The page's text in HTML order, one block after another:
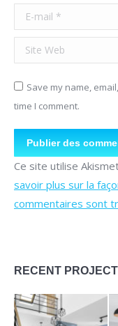
E-mail *
Site Web
Save my name,
time I comment.
Publier des
Ce site utilise
savoir plus sur la
commentaires sont
RECENT